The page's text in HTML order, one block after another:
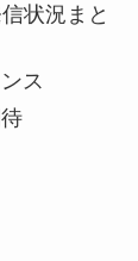
状況まと
ス